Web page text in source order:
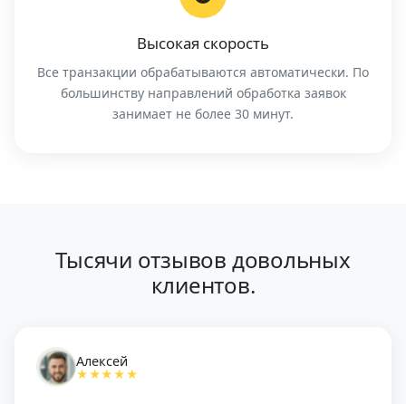
Высокая скорость
Все транзакции обрабатываются автоматически. По
большинству направлений обработка заявок
занимает не более 30 минут.
Тысячи отзывов довольных
клиентов.
Алексей
★★★★★